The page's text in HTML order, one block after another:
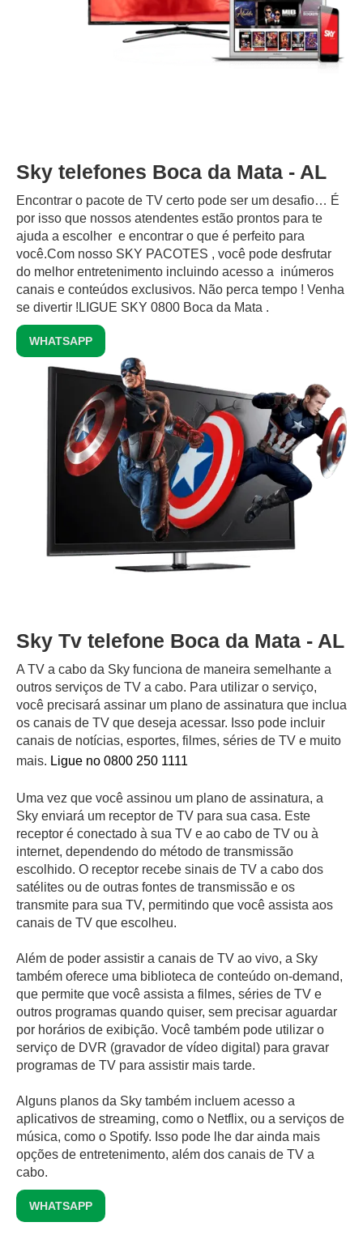
Sky telefones Boca da Mata - AL
Encontrar o pacote de TV certo pode ser um desafio… É
por isso que nossos atendentes estão prontos para te
ajuda a escolher e encontrar o que é perfeito para
você.Com nosso SKY PACOTES , você pode desfrutar
do melhor entretenimento incluindo acesso a inúmeros
canais e conteúdos exclusivos.‍ Não perca tempo ! Venha
se divertir !LIGUE SKY 0800 Boca da Mata .
WHATSAPP
Sky Tv telefone Boca da Mata - AL
A TV a cabo da Sky funciona de maneira semelhante a
outros serviços de TV a cabo. Para utilizar o serviço,
você precisará assinar um plano de assinatura que inclua
os canais de TV que deseja acessar. Isso pode incluir
canais de notícias, esportes, filmes, séries de TV e muito
mais. Ligue no 0800 250 1111
Uma vez que você assinou um plano de assinatura, a
Sky enviará um receptor de TV para sua casa. Este
receptor é conectado à sua TV e ao cabo de TV ou à
internet, dependendo do método de transmissão
escolhido. O receptor recebe sinais de TV a cabo dos
satélites ou de outras fontes de transmissão e os
transmite para sua TV, permitindo que você assista aos
canais de TV que escolheu.
Além de poder assistir a canais de TV ao vivo, a Sky
também oferece uma biblioteca de conteúdo on-demand,
que permite que você assista a filmes, séries de TV e
outros programas quando quiser, sem precisar aguardar
por horários de exibição. Você também pode utilizar o
serviço de DVR (gravador de vídeo digital) para gravar
programas de TV para assistir mais tarde.
Alguns planos da Sky também incluem acesso a
aplicativos de streaming, como o Netflix, ou a serviços de
música, como o Spotify. Isso pode lhe dar ainda mais
opções de entretenimento, além dos canais de TV a
cabo.
WHATSAPP